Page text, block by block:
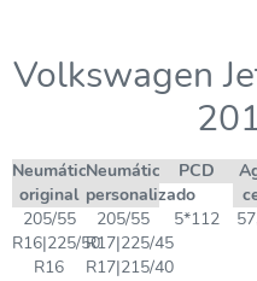
Volkswagen
Neumático
original
Neumático
personalizado
PCD
205/55
R16|225/50
R16
205/55
R17|225/45
R17|215/40
5*112